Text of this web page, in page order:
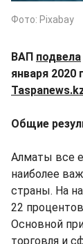
Фото: Pixabay
ВАП подвела
января 2020
Общие
Алматы все
наиболее
страны. На
22
Основной
торговля и